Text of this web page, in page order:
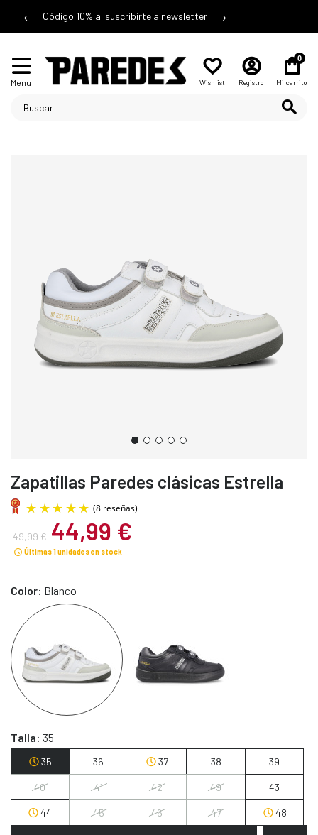
‹ Código 10% al suscribirte a newsletter ›
Menu Wishlist Registro
0
Mi carrito
Zapatillas Paredes clásicas Estrella
49,99 € 44,99 €
Últimas 1 unidades en stock
Color: Blanco
Talla: 35
35 36 37 38 39
40 41 42 49 43
44 45 46 47 48